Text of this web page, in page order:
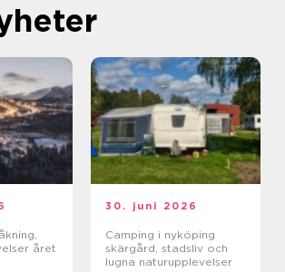
året
30. juni 2026
Camping i nyköping
skärgård, stadsliv och
lugna naturupplevelser